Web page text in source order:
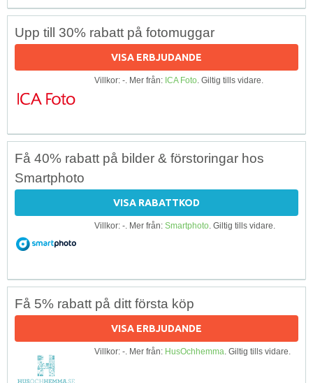
Upp till 30% rabatt på fotomuggar
VISA ERBJUDANDE
Villkor: -. Mer från: ICA Foto. Giltig tills vidare.
Få 40% rabatt på bilder & förstoringar hos
Smartphoto
VISA RABATTKOD
Villkor: -. Mer från: Smartphoto. Giltig tills vidare.
Få 5% rabatt på ditt första köp
VISA ERBJUDANDE
Villkor: -. Mer från: HusOchhemma. Giltig tills vidare.